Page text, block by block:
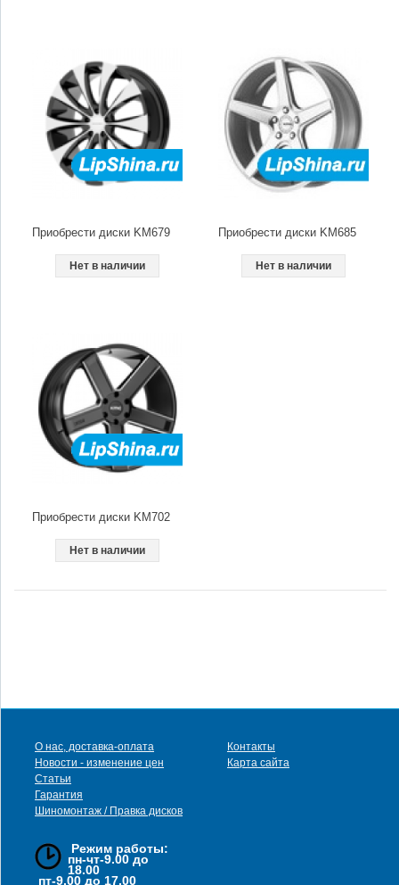
Приобрести диски KM679
Нет в наличии
Приобрести диски KM685
Нет в наличии
Приобрести диски KM702
Нет в наличии
О нас, доставка-оплата
Новости - изменение цен
Статьи
Гарантия
Шиномонтаж / Правка дисков
Контакты
Карта сайта
Режим работы:
пн-чт-9.00 до
18.00
пт-9.00 до 17.00